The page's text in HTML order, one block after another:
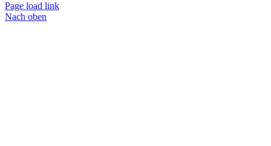
Page load link
Nach oben